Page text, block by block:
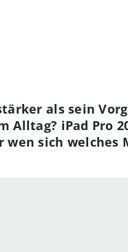
als sein
iPad Pro
sich welches